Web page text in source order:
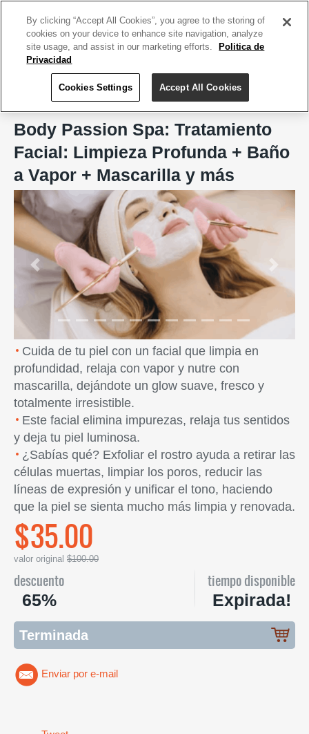
Body Passion Spa, San Juan
Body Passion Spa: Tratamiento
Facial: Limpieza Profunda + Baño
a Vapor + Mascarilla y más
Previous
Cuida de tu piel con un facial que limpia en
profundidad, relaja con vapor y nutre con
mascarilla, dejándote un glow suave, fresco y
totalmente irresistible.
Este facial elimina impurezas, relaja tus sentidos
y deja tu piel luminosa.
¿Sabías qué? Exfoliar el rostro ayuda a retirar las
células muertas, limpiar los poros, reducir las
líneas de expresión y unificar el tono, haciendo
que la piel se sienta mucho más limpia y renovada.
$35.00
valor original $100.00
descuento
65%
tiempo disponible
Expirada!
Terminada
Enviar por e-mail
By clicking “Accept All Cookies”, you agree to the storing of
cookies on your device to enhance site navigation, analyze
site usage, and assist in our marketing efforts.
Politica de
Privacidad
Cookies Settings Accept All Cookies